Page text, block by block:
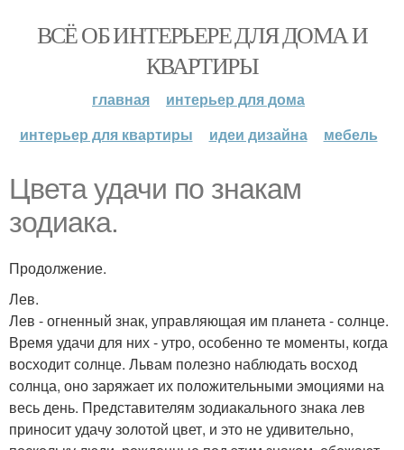
ВСЁ ОБ ИНТЕРЬЕРЕ ДЛЯ ДОМА И
КВАРТИРЫ
главная
интерьер для дома
интерьер для квартиры
идеи дизайна мебель
Цвета удачи по знакам
зодиака.
Продолжение.
Лев.
Лев - огненный знак, управляющая им планета - солнце.
Время удачи для них - утро, особенно те моменты, когда
восходит солнце. Львам полезно наблюдать восход
солнца, оно заряжает их положительными эмоциями на
весь день. Представителям зодиакального знака лев
приносит удачу золотой цвет, и это не удивительно,